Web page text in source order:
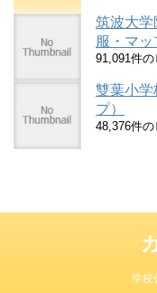
筑波大学
服・マッ
91,091件の
雙葉小学
プ）
48,376件の
学校